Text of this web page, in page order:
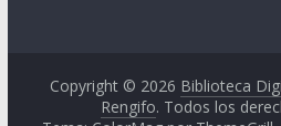
Copyright © 2026 Biblioteca
Rengifo. Todos los